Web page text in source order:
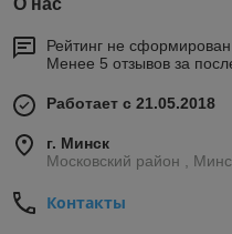
О нас
Рейтинг не сформирован
Менее 5 отзывов за
Работает с 21.05.2018
г. Минск
Московский район ,
Контакты